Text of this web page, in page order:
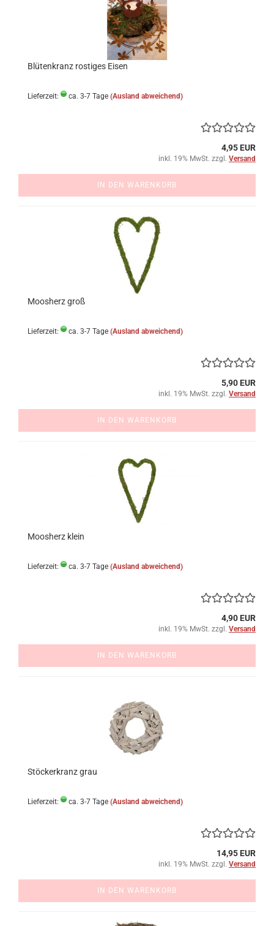
Blütenkranz rostiges Eisen
Lieferzeit: ca. 3-7 Tage (Ausland abweichend)
4,95 EUR
inkl. 19% MwSt. zzgl. Versand
IN DEN WARENKORB
Moosherz groß
Lieferzeit: ca. 3-7 Tage (Ausland abweichend)
5,90 EUR
inkl. 19% MwSt. zzgl. Versand
IN DEN WARENKORB
Moosherz klein
Lieferzeit: ca. 3-7 Tage (Ausland abweichend)
4,90 EUR
inkl. 19% MwSt. zzgl. Versand
IN DEN WARENKORB
Stöckerkranz grau
Lieferzeit: ca. 3-7 Tage (Ausland abweichend)
14,95 EUR
inkl. 19% MwSt. zzgl. Versand
IN DEN WARENKORB